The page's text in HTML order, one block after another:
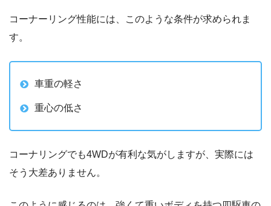
コーナーリング性能には、このような条件が求められま
す。
車重の軽さ
重心の低さ
コーナリングでも4WDが有利な気がしますが、実際には
そう大差ありません。